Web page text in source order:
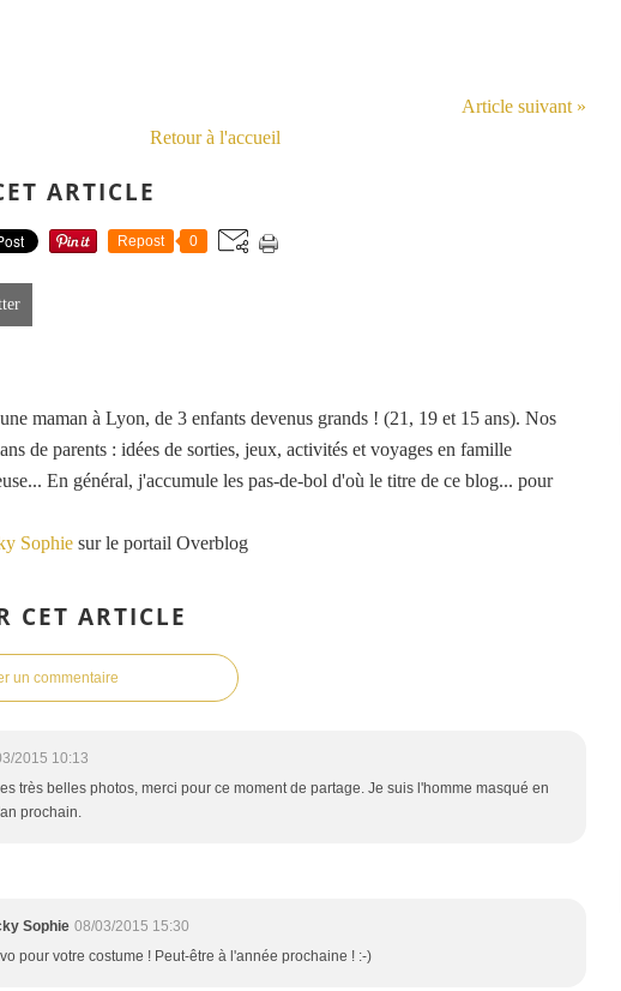
Article suivant »
Retour à l'accueil
ARTICLE
Repost 0
maman à Lyon, de 3 enfants devenus grands ! (21, 19 et 15 ans). Nos
de parents : idées de sorties, jeux, activités et voyages en famille
En général, j'accumule les pas-de-bol d'où le titre de ce blog... pour
Sophie sur le portail Overblog
CET ARTICLE
un commentaire
2015 10:13
très belles photos, merci pour ce moment de partage. Je suis l'homme masqué en
prochain.
Sophie 08/03/2015 15:30
pour votre costume ! Peut-être à l'année prochaine ! :-)